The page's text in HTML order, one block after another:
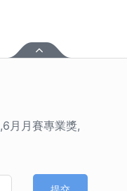
月月賽專業獎,